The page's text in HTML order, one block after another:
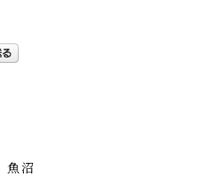
魚沼